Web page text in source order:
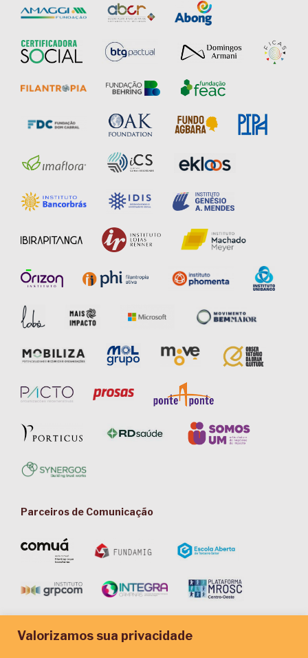
Valorizamos sua privacidade
Parceiros de Comunicação